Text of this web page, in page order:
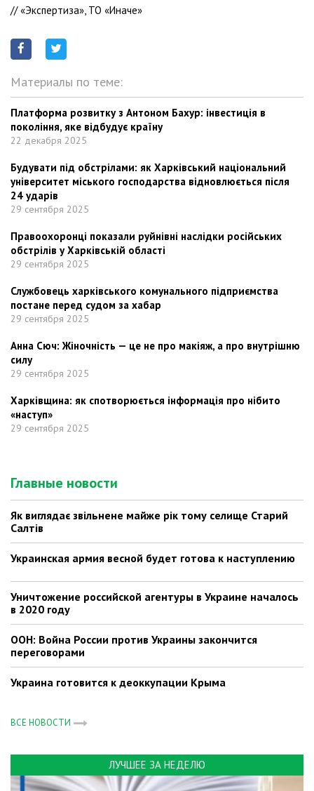
// «Экспертиза», ТО «Иначе»
Материалы по теме:
Платформа розвитку з Антоном Бахур: інвестиція в
покоління, яке відбудує країну
22 декабря 2025
Будувати під обстрілами: як Харківський національний
університет міського господарства відновлюється після
24 ударів
29 сентября 2025
Правоохоронці показали руйнівні наслідки російських
обстрілів у Харківській області
29 сентября 2025
Службовець харківського комунального підприємства
постане перед судом за хабар
29 сентября 2025
Анна Сюч: Жіночність — це не про макіяж, а про внутрішню
силу
29 сентября 2025
Харківщина: як спотворюється інформація про нібито
«наступ»
29 сентября 2025
Главные новости
Як виглядає звільнене майже рік тому селище Старий
Салтів
Украинская армия весной будет готова к наступлению
Уничтожение российской агентуры в Украине началось
в 2020 году
ООН: Война России против Украины закончится
переговорами
Украина готовится к деоккупации Крыма
ВСЕ НОВОСТИ
ЛУЧШЕЕ ЗА НЕДЕЛЮ